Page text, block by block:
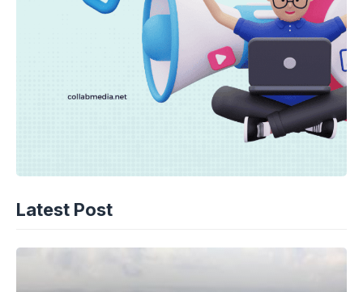
Latest Post